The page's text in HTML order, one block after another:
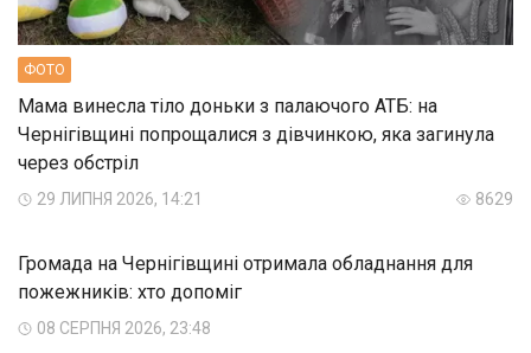
ФОТО
Мама винесла тіло доньки з палаючого АТБ: на
Чернігівщині попрощалися з дівчинкою, яка загинула
через обстріл
29 ЛИПНЯ 2026, 14:21 8629
Громада на Чернігівщині отримала обладнання для
пожежників: хто допоміг
08 СЕРПНЯ 2026, 23:48